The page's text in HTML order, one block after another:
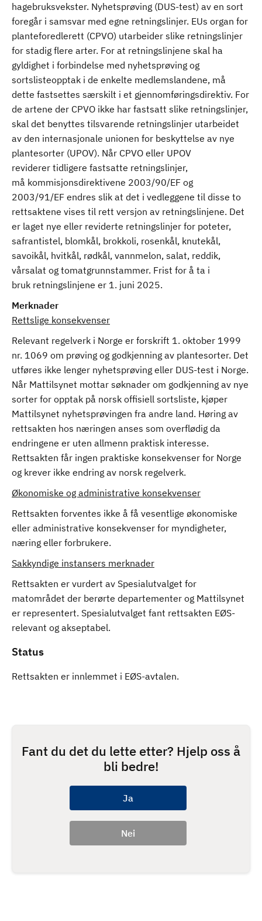
hagebruksvekster. Nyhetsprøving (DUS-test) av en sort
foregår i samsvar med egne retningslinjer. EUs organ for
planteforedlerett (CPVO) utarbeider slike retningslinjer
for stadig flere arter. For at retningslinjene skal ha
gyldighet i forbindelse med nyhetsprøving og
sortslisteopptak i de enkelte medlemslandene, må
dette fastsettes særskilt i et gjennomføringsdirektiv. For
de artene der CPVO ikke har fastsatt slike retningslinjer,
skal det benyttes tilsvarende retningslinjer utarbeidet
av den internasjonale unionen for beskyttelse av nye
plantesorter (UPOV). Når CPVO eller UPOV
reviderer tidligere fastsatte retningslinjer,
må kommisjonsdirektivene 2003/90/EF og
2003/91/EF endres slik at det i vedleggene til disse to
rettsaktene vises til rett versjon av retningslinjene. Det
er laget nye eller reviderte retningslinjer for poteter,
safrantistel, blomkål, brokkoli, rosenkål, knutekål,
savoikål, hvitkål, rødkål, vannmelon, salat, reddik,
vårsalat og tomatgrunnstammer. Frist for å ta i
bruk retningslinjene er 1. juni 2025.
Merknader
Rettslige konsekvenser
Relevant regelverk i Norge er forskrift 1. oktober 1999
nr. 1069 om prøving og godkjenning av plantesorter. Det
utføres ikke lenger nyhetsprøving eller DUS-test i Norge.
Når Mattilsynet mottar søknader om godkjenning av nye
sorter for opptak på norsk offisiell sortsliste, kjøper
Mattilsynet nyhetsprøvingen fra andre land. Høring av
rettsakten hos næringen anses som overflødig da
endringene er uten allmenn praktisk interesse.
Rettsakten får ingen praktiske konsekvenser for Norge
og krever ikke endring av norsk regelverk.
Økonomiske og administrative konsekvenser
Rettsakten forventes ikke å få vesentlige økonomiske
eller administrative konsekvenser for myndigheter,
næring eller forbrukere.
Sakkyndige instansers merknader
Rettsakten er vurdert av Spesialutvalget for
matområdet der berørte departementer og Mattilsynet
er representert. Spesialutvalget fant rettsakten EØS-
relevant og akseptabel.
Status
Rettsakten er innlemmet i EØS-avtalen.
Fant du det du lette etter? Hjelp oss å
bli bedre!